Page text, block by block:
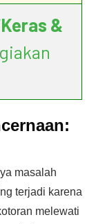
Keras &
masalah
terjadi karena
melewati